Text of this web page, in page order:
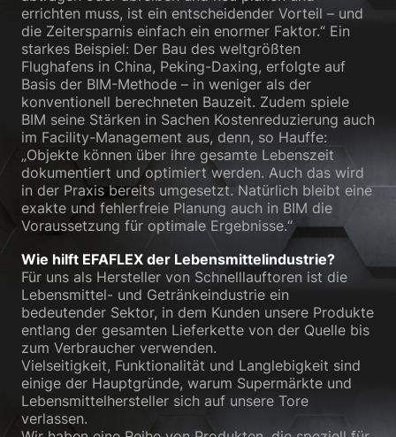
errichten muss, ist ein entscheidender Vorteil – und
die Zeitersparnis einfach ein enormer Faktor.“ Ein
starkes Beispiel: Der Bau des weltgrößten
Flughafens in China, Peking-Daxing, erfolgte auf
Basis der BIM-Methode – in weniger als der
konventionell berechneten Bauzeit. Zudem spiele
BIM seine Stärken in Sachen Kostenreduzierung auch
im Facility-Management aus, denn, so Hauffe:
„Objekte können über ihre gesamte Lebenszeit
dokumentiert und optimiert werden. Auch das wird
in der Praxis bereits umgesetzt. Natürlich bleibt eine
exakte und fehlerfreie Planung auch in BIM die
Voraussetzung für optimale Ergebnisse.“
Wie hilft EFAFLEX der Lebensmittelindustrie?
Für uns als Hersteller von Schnelllauftoren ist die
Lebensmittel- und Getränkeindustrie ein
bedeutender Sektor, in dem Kunden unsere Produkte
entlang der gesamten Lieferkette von der Quelle bis
zum Verbraucher verwenden.
Vielseitigkeit, Funktionalität und Langlebigkeit sind
einige der Hauptgründe, warum Supermärkte und
Lebensmittelhersteller sich auf unsere Tore
verlassen.